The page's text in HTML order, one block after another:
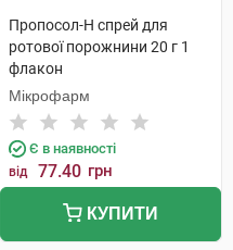
Пропосол-Н спрей для
ротової порожнини 20 г 1
флакон
Мікрофарм
Є в наявності
від 77.40 грн
КУПИТИ